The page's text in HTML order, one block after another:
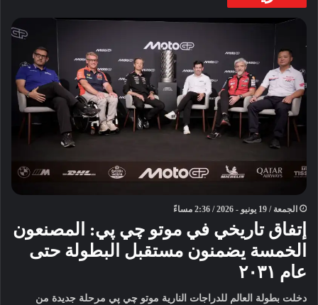
الجمعة / 19 يونيو - 2026 / 2:36 مساءً
إتفاق تاريخي في موتو چي پي: المصنعون
الخمسة يضمنون مستقبل البطولة حتى
عام ٢٠٣١
دخلت بطولة العالم للدراجات النارية موتو چي پي مرحلة جديدة من